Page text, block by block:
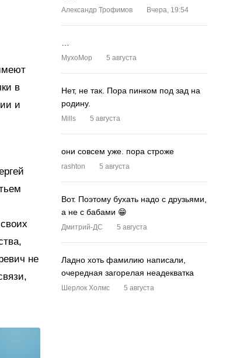
в
и
не
Александр Трофимов Вчера, 19:54
MyxoMop 5 августа
Нет, не так. Пора пинком под зад на
родину.
Mills 5 августа
они совсем уже. пора строже
rashton 5 августа
Вот. Поэтому бухать надо с друзьями,
а не с бабами 😁
Дмитрий-ДС 5 августа
Ладно хоть фамилию написали,
очередная загорелая неадекватка
Шерлок Холмс 5 августа